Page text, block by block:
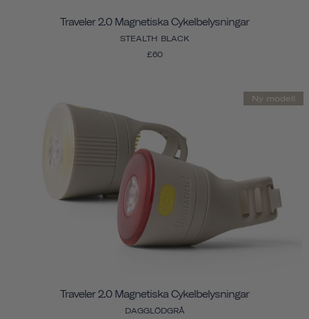
Traveler 2.0 Magnetiska Cykelbelysningar
STEALTH BLACK
£60
Ny modell
Traveler 2.0 Magnetiska Cykelbelysningar
DAGGLÖDGRÅ